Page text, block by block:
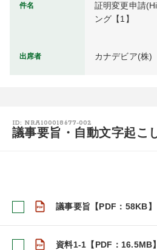
件名
証明変更申請
ング【1】
出席者 カナデビア(株)
ID: NRA100018677-002
議事要旨・自動文字起こ
議事要旨【PDF：58KB】
資料1-1【PDF：16.5MB】